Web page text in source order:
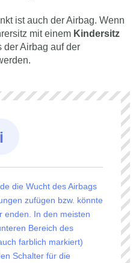
ist auch der Airbag. Wenn
mit einem Kindersitz
der Airbag auf der
die Wucht des Airbags
zufügen bzw. könnte
enden. In den meisten
Bereich des
farblich markiert)
Schalter für die